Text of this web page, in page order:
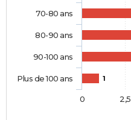
1
70-80 ans
80-90 ans
90-100 ans
Plus de 100 ans
0 2,5